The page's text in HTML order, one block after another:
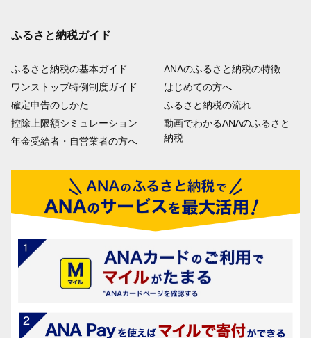
ふるさと納税ガイド
ふるさと納税の基本ガイド
ワンストップ特例制度ガイド
確定申告のしかた
控除上限額シミュレーション
年金受給者・自営業者の方へ
ANAのふるさと納税の特徴
はじめての方へ
ふるさと納税の流れ
動画でわかるANAのふるさと
納税